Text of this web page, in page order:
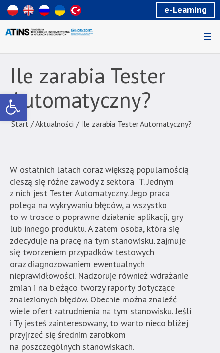
Wiadomość
dla
uzytkowników
ekranowychZnajdujesz
podstronie
"Ile
zarabia
Tester
Techniczno-
Informatyczna
Naukach
Stosowanych".
Strona
jest
wyposażona
menu
skiplinks
pozwalające
szybko
przechodzić
treści,
Otwórz pasek narzędzi
e-Learning
Ile zarabia Tester
Automatyczny?
Start /Aktualności / Ile zarabia Tester Automatyczny?
W ostatnich latach coraz większą popularnością
cieszą się różne zawody z sektora IT. Jednym
z nich jest Tester Automatyczny. Jego praca
polega na wykrywaniu błędów, a wszystko
to w trosce o poprawne działanie aplikacji, gry
lub innego produktu. A zatem osoba, która się
zdecyduje na pracę na tym stanowisku, zajmuje
się tworzeniem przypadków testowych
oraz diagnozowaniem ewentualnych
nieprawidłowości. Nadzoruje również wdrażanie
zmian i na bieżąco tworzy raporty dotyczące
znalezionych błędów. Obecnie można znaleźć
wiele ofert zatrudnienia na tym stanowisku. Jeśli
i Ty jesteś zainteresowany, to warto nieco bliżej
przyjrzeć się średnim zarobkom
na poszczególnych stanowiskach.